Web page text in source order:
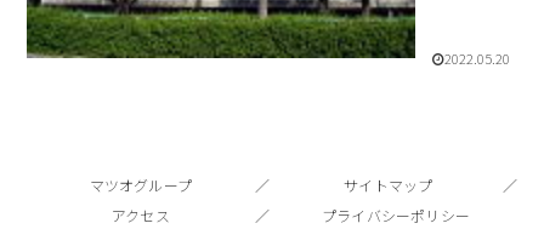
2022.05.20
マツオグループ
サイトマップ
アクセス
プライバシーポリシー